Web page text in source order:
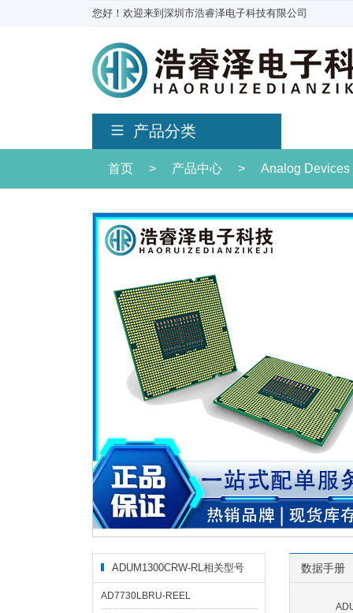
您好！欢迎来到深圳市浩睿泽电子科技有限公司
产品分类
首页 > 产品中心 > Analog Devices
ADUM1300CRW-RL相关型号
AD7730LBRU-REEL
数据手册